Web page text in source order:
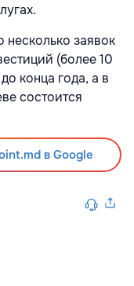
несколько заявок
(более 10
конца года, а в
состоится
в Google